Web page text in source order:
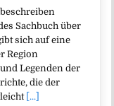
Sachbuch über
sich auf eine
Region
Legenden der
die der
[...]